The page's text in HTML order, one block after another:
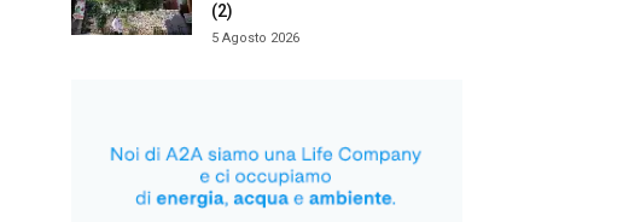
(2)
5 Agosto 2026